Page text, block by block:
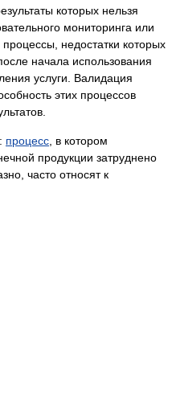
которых нельзя
мониторинга или
недостатки которых
начала использования
услуги. Валидация
этих процессов
процесс , в котором
продукции затруднено
часто относят к